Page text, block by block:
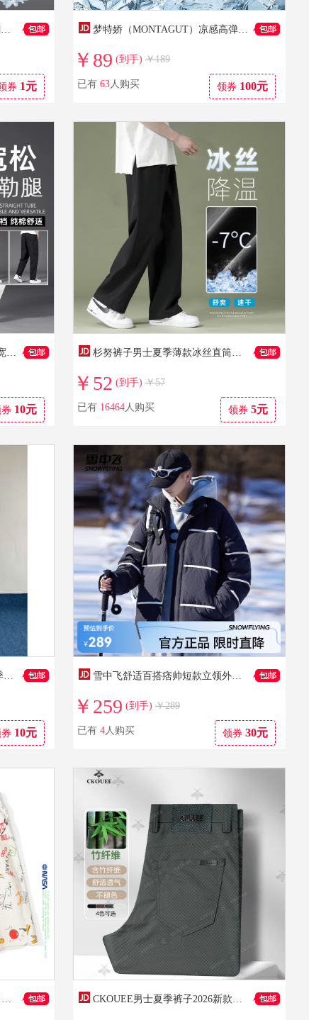
到手价：258
到手价：378
到手价：59.98
到手价：422
啄木鸟休闲裤男2026夏季新款潮流百搭男士束脚裤冰丝薄款速干九分裤子男 303卡其色 XL 建议130-150斤
券 1元
梦特娇（MONTAGUT）凉感高弹夏季吸汗透气弹力中裤短裤居家裤大码冰丝速干裤子男 黑色【冰丝短裤-印花款】 2XL 【建议155-170斤】
￥89 (到手) ￥189
已有 63人购买 领券 100元
JEEP SPIRIT吉普工装裤男2026宽松直筒透气夏季纯棉男士休闲裤商务春秋季长裤 土黄色 XL 【150-165斤】
10元
杉努裤子男士夏季薄款冰丝直筒宽松休闲拖地学生阔腿百搭垂坠西长裤 长裤2028XK黑色（冰丝款） L （建议110-130斤）
￥52 (到手) ￥57
已有 16464人购买 领券 5元
TAICHIISM ”奶白系带“抽绳夏季七分cleanfit舒适baggy牛仔裤 白色 S
10元
雪中飞舒适百搭痞帅短款立领外套羽绒服男装保暖时尚休闲 黑色 L 175/92A
￥259 (到手) ￥289
已有 4人购买 领券 30元
NASALIKE官方满印涂鸦短裤男夏季休闲五分裤沙滩大裤衩男士运动透气棉裤子 白色 XL （推荐129-145斤） CKOUEE男士夏季裤子2026新款今年流行轻奢高端竹纤维吸汗透气弹力直筒裤 黑色 （夏季薄款） 40 （3尺1腰围/体重195-210斤）